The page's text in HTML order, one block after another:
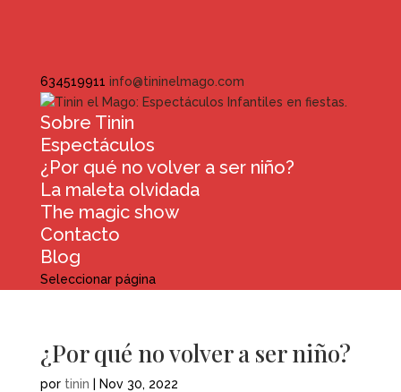
634519911 info@tininelmago.com
Sobre Tinin
Espectáculos
¿Por qué no volver a ser niño?
La maleta olvidada
The magic show
Contacto
Blog
Seleccionar página
¿Por qué no volver a ser niño?
por tinin Nov 30, 2022